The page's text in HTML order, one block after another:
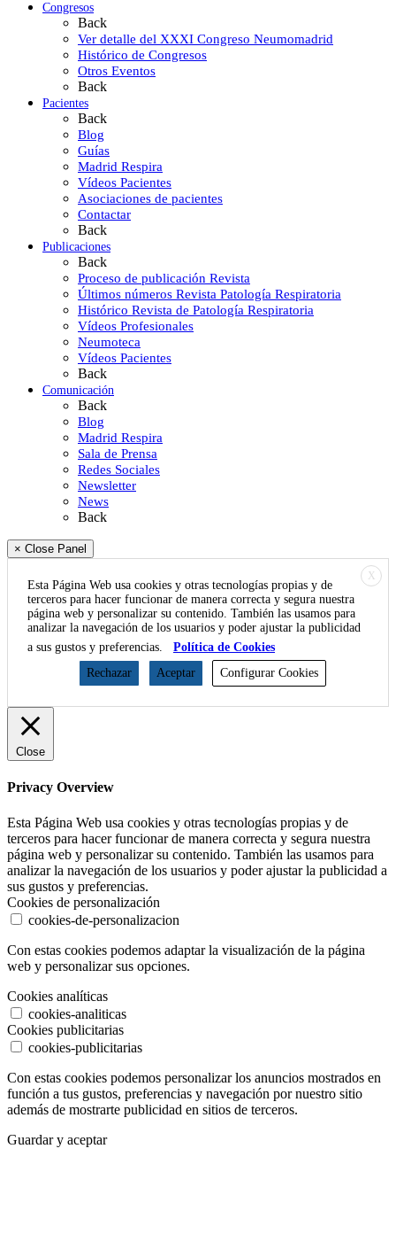
Congresos
Back
Ver detalle del XXXI Congreso Neumomadrid
Histórico de Congresos
Otros Eventos
Back
Pacientes
Back
Blog
Guías
Madrid Respira
Vídeos Pacientes
Asociaciones de pacientes
Contactar
Back
Publicaciones
Back
Proceso de publicación Revista
Últimos números Revista Patología Respiratoria
Histórico Revista de Patología Respiratoria
Vídeos Profesionales
Neumoteca
Vídeos Pacientes
Back
Comunicación
Back
Blog
Madrid Respira
Sala de Prensa
Redes Sociales
Newsletter
News
Back
× Close Panel
X
Esta Página Web usa cookies y otras tecnologías propias y de
terceros para hacer funcionar de manera correcta y segura nuestra
página web y personalizar su contenido. También las usamos para
analizar la navegación de los usuarios y poder ajustar la publicidad
a sus gustos y preferencias.
Política de Cookies
Rechazar
Aceptar Configurar Cookies
Close
Privacy Overview
Esta Página Web usa cookies y otras tecnologías propias y de
terceros para hacer funcionar de manera correcta y segura nuestra
página web y personalizar su contenido. También las usamos para
analizar la navegación de los usuarios y poder ajustar la publicidad a
sus gustos y preferencias.
Cookies de personalización
cookies-de-personalizacion
Con estas cookies podemos adaptar la visualización de la página
web y personalizar sus opciones.
Cookies analíticas
cookies-analiticas
Cookies publicitarias
cookies-publicitarias
Con estas cookies podemos personalizar los anuncios mostrados en
función a tus gustos, preferencias y navegación por nuestro sitio
además de mostrarte publicidad en sitios de terceros.
Guardar y aceptar